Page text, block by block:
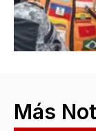
Más